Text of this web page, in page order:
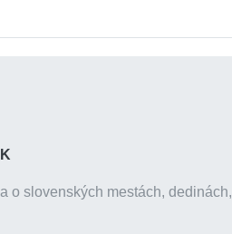
o slovenských mestách, dedinách,